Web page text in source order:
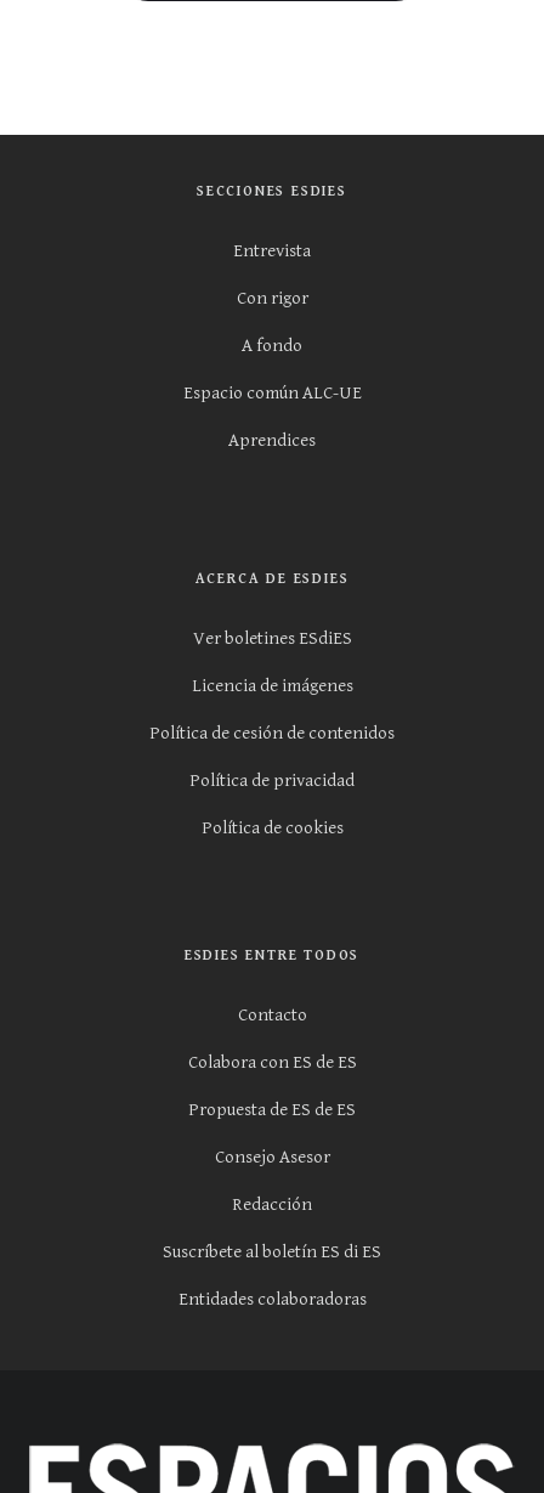
SECCIONES ESDIES
Entrevista
Con rigor
A fondo
Espacio común ALC-UE
Aprendices
ACERCA DE ESDIES
Ver boletines ESdiES
Licencia de imágenes
Política de cesión de contenidos
Política de privacidad
Política de cookies
ESDIES ENTRE TODOS
Contacto
Colabora con ES de ES
Propuesta de ES de ES
Consejo Asesor
Redacción
Suscríbete al boletín ES di ES
Entidades colaboradoras